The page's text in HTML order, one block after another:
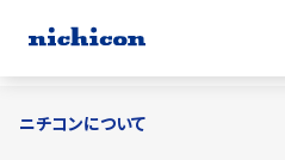
ニチコンについて